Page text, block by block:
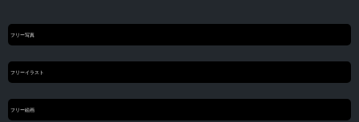
フリー写真
フリーイラスト
フリー絵画